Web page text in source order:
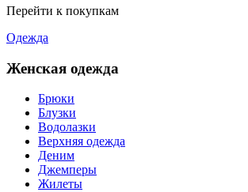
Перейти к покупкам
Одежда
Женская одежда
Брюки
Блузки
Водолазки
Верхняя одежда
Деним
Джемперы
Жилеты